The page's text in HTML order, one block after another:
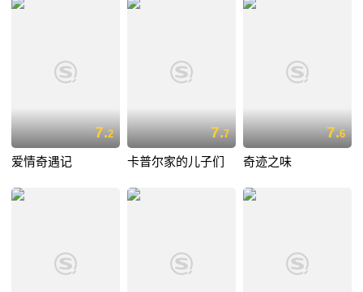
7.2
爱情奇遇记
7.7
卡普尔家的儿子们
7.6
奇迹之味